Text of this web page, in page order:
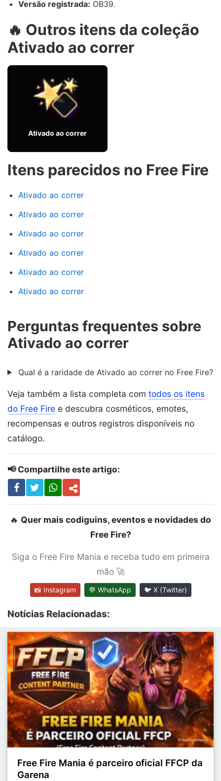
Versão registrada: OB39.
🔥 Outros itens da coleção
Ativado ao correr
Ativado ao correr
Itens parecidos no Free Fire
Ativado ao correr
Ativado ao correr
Ativado ao correr
Ativado ao correr
Ativado ao correr
Ativado ao correr
Perguntas frequentes sobre
Ativado ao correr
Qual é a raridade de Ativado ao correr no Free Fire?
Veja também a lista completa com todos os itens
do Free Fire e descubra cosméticos, emotes,
recompensas e outros registros disponíveis no
catálogo.
📢 Compartilhe este artigo:
🔥 Quer mais codiguins, eventos e novidades do
Free Fire?
Siga o Free Fire Mania e receba tudo em primeira
mão 🚀
📸 Instagram 💬 WhatsApp 🐦 X (Twitter)
Notícias Relacionadas:
Free Fire Mania é parceiro oficial FFCP da
Garena